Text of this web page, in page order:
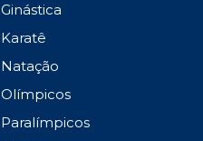
Ginástica
Karatê
Natação
Olímpicos
Paralímpicos